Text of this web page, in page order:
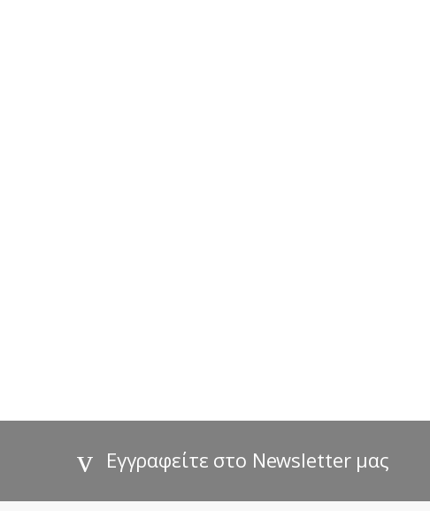
d
C
Εγγραφείτε στο Newsletter μας